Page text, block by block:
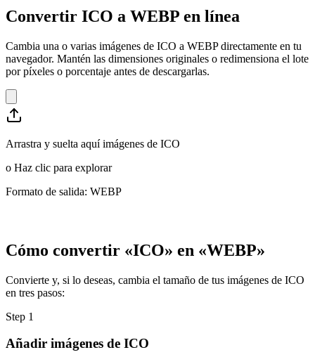
Convertir ICO a WEBP en línea
Cambia una o varias imágenes de ICO a WEBP directamente en tu
navegador. Mantén las dimensiones originales o redimensiona el lote
por píxeles o porcentaje antes de descargarlas.
Arrastra y suelta aquí imágenes de ICO
o Haz clic para explorar
Formato de salida: WEBP
Cómo convertir «ICO» en «WEBP»
Convierte y, si lo deseas, cambia el tamaño de tus imágenes de ICO
en tres pasos:
Step 1
Añadir imágenes de ICO